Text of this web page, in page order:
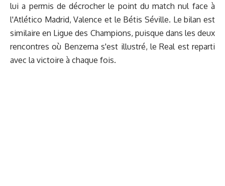
lui a permis de décrocher le point du match nul face à
l'Atlético Madrid, Valence et le Bétis Séville. Le bilan est
similaire en Ligue des Champions, puisque dans les deux
rencontres où Benzema s'est illustré, le Real est reparti
avec la victoire à chaque fois.